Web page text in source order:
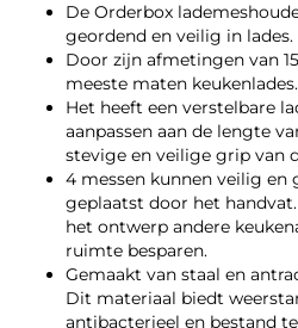
De Orderbox
geordend en veilig in lades.
Door zijn afmetingen van
meeste maten keukenlades.
Het heeft een verstelbare
aanpassen aan de lengte
stevige en veilige grip van
4 messen kunnen veilig en
geplaatst door het
het ontwerp andere
ruimte besparen.
Gemaakt van staal en
Dit materiaal biedt
antibacterieel en bestand